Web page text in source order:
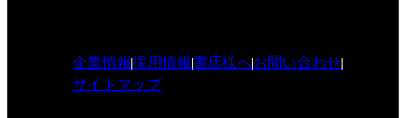
企業情報採用情報書店様へお問い合わせ
サイトマップ